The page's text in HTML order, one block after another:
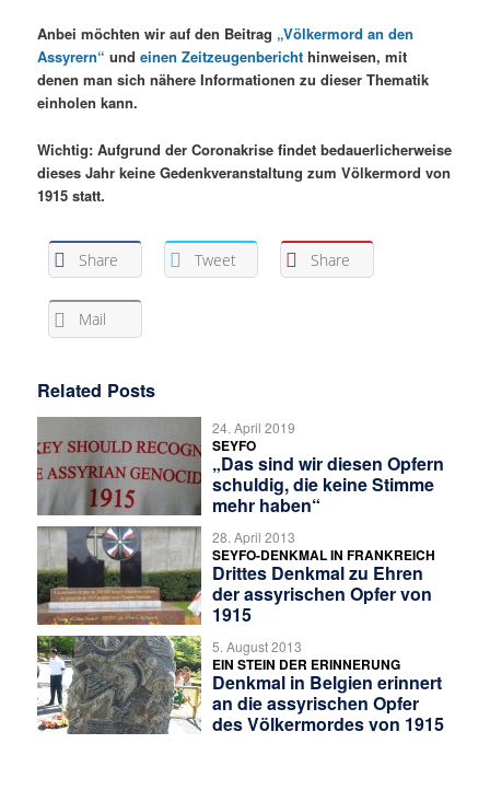
Anbei möchten wir auf den Beitrag „Völkermord an den
Assyrern“ undeinen Zeitzeugenbericht hinweisen, mit
denen man sich nähere Informationen zu dieser Thematik
einholen kann.
Wichtig: Aufgrund der Coronakrise findet bedauerlicherweise
dieses Jahr keine Gedenkveranstaltung zum Völkermord von
1915 statt.
Share Tweet Share
Mail
Related Posts
24. April 2019
SEYFO
„Das sind wir diesen Opfern
schuldig, die keine Stimme
mehr haben“
28. April 2013
SEYFO-DENKMAL IN FRANKREICH
Drittes Denkmal zu Ehren
der assyrischen Opfer von
1915
5. August 2013
EIN STEIN DER ERINNERUNG
Denkmal in Belgien erinnert
an die assyrischen Opfer
des Völkermordes von 1915